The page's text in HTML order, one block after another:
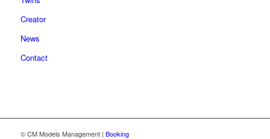
Creator
News
Contact
© CM Models Management | Booking